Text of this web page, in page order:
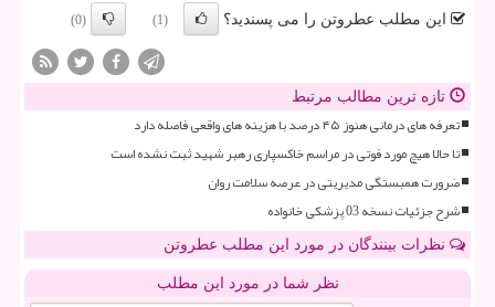
این مطلب عطروتن را می پسندید؟ (1)
(0)
تازه ترین مطالب مرتبط
تعرفه های درمانی هنوز ۴۵ درصد با هزینه های واقعی فاصله دارد
تا حالا هیچ مورد فوتی در مراسم خاکسپاری رهبر شهید ثبت نشده است
ضرورت همبستگی مدیریتی در عرصه سلامت روان
شرح جزئیات نسخه 03 پزشکی خانواده
نظرات بینندگان در مورد این مطلب عطروتن
نظر شما در مورد این مطلب